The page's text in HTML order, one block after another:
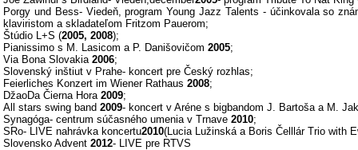
Porgy und Bess- Viedeň, program Young Jazz Talents - účinkovala so
klaviristom a skladateľom Fritzom Pauerom;
Štúdio L+S (2005, 2008);
Pianissimo s M. Lasicom a P. Danišovičom 2005;
Via Bona Slovakia 2006;
Slovenský inštiut v Prahe- koncert pre Český rozhlas;
Feierliches Konzert im Wiener Rathaus 2008;
DžaoDa Čierna Hora 2009;
All stars swing band 2009- koncert v Aréne s bigbandom J. Bartoša a M.
Synagóga- centrum súčasného umenia v Trnave 2010;
SRo- LIVE nahrávka koncertu2010(Lucia Lužinská a Boris Čelllár Trio with
Slovensko Advent 2012- LIVE pre RTVS